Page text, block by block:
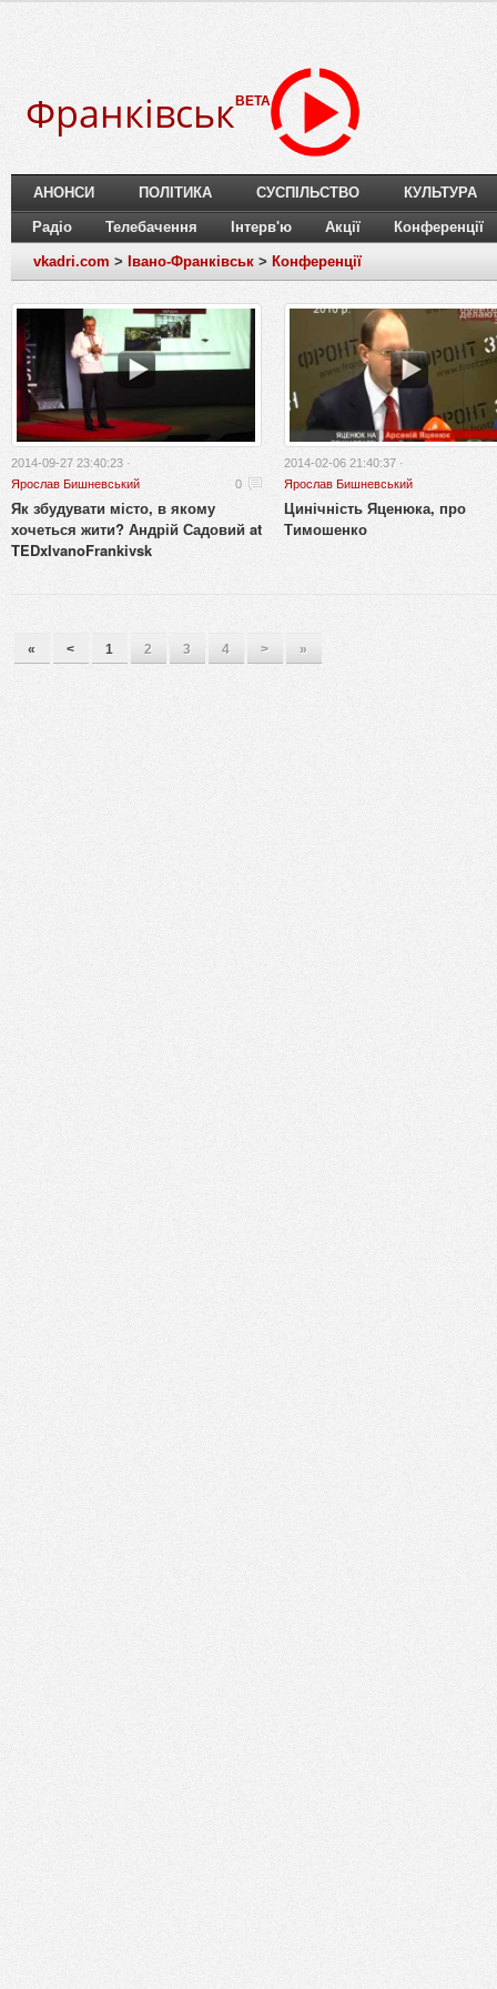
Франківськ BETA
АНОНСИ ПОЛІТИКА СУСПІЛЬСТВО КУЛЬТУРА
Радіо Телебачення Інтерв'ю Акції Конференції
vkadri.com > Івано-Франківськ > Конференції
2014-09-27 23:40:23 ·
Ярослав Бишневський
0
Як збудувати місто, в якому
хочеться жити? Андрій Садовий at
TEDxIvanoFrankivsk
2014-02-06 21:40:37 ·
Ярослав Бишневський
Цинічність Яценюка, про
Тимошенко
« < 1 2 3 4 > »